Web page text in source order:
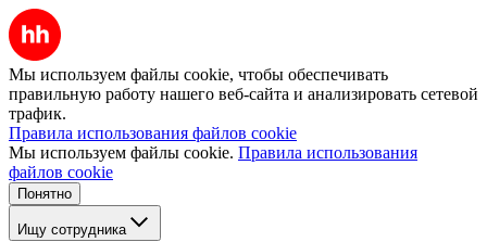
Мы используем файлы cookie, чтобы обеспечивать
правильную работу нашего веб-сайта и анализировать сетевой
трафик.
Правила использования файлов cookie
Мы используем файлы cookie. Правила использования
файлов cookie
Понятно
Ищу сотрудника